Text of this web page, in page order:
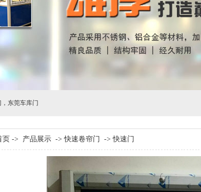
， 东莞车库门
页 -> 产品展示->快速卷帘门 ->快速门